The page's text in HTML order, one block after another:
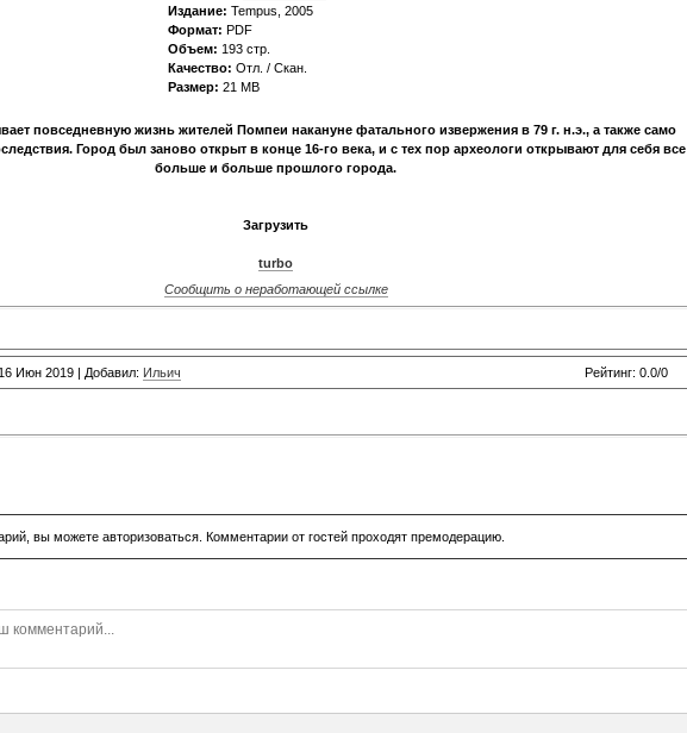
Издание: Tempus, 2005
Формат: PDF
Объем: 193 стр.
Качество: Отл. / Скан.
Размер: 21 МВ
повседневную жизнь жителей Помпеи накануне фатального извержения в 79 г. н.э., а также само
Город был заново открыт в конце 16-го века, и с тех пор археологи открывают для себя все
больше и больше прошлого города.
Загрузить
turbo
Сообщить о неработающей ссылке
Июн 2019 | Добавил: Ильич Рейтинг: 0.0/0
вы можете авторизоваться. Комментарии от гостей проходят премодерацию.